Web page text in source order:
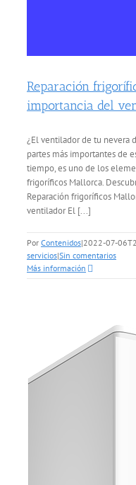
Reparación
importancia del
¿El ventilador de tu nevera
partes más importantes de
tiempo, es uno de los
frigoríficos Mallorca.
Reparación frigoríficos
ventilador El [...]
Por Contenidos|2022-07-
servicios|Sin comentarios
Más información